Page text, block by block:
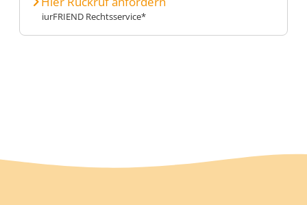
iurFRIEND Rechtsservice*